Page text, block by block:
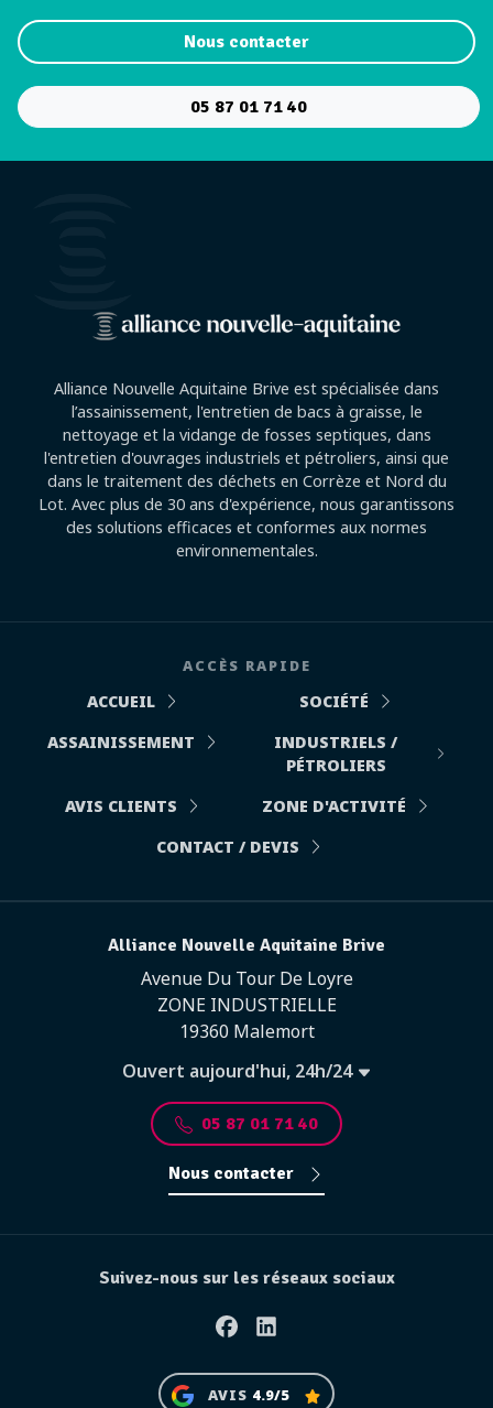
Nous contacter
05 87 01 71 40
Alliance Nouvelle Aquitaine Brive est spécialisée dans
l’assainissement, l'entretien de bacs à graisse, le
nettoyage et la vidange de fosses septiques, dans
l'entretien d'ouvrages industriels et pétroliers, ainsi que
dans le traitement des déchets en Corrèze et Nord du
Lot. Avec plus de 30 ans d'expérience, nous garantissons
des solutions efficaces et conformes aux normes
environnementales.
ACCÈS RAPIDE
ACCUEIL
SOCIÉTÉ
ASSAINISSEMENT
INDUSTRIELS /
PÉTROLIERS
AVIS CLIENTS
ZONE D'ACTIVITÉ
CONTACT / DEVIS
Alliance Nouvelle Aquitaine Brive
Avenue Du Tour De Loyre
ZONE INDUSTRIELLE
19360 Malemort
Ouvert aujourd'hui, 24h/24
05 87 01 71 40
Nous contacter
Suivez-nous sur les réseaux sociaux
FacebookLinkedin
AVIS 4.9/5